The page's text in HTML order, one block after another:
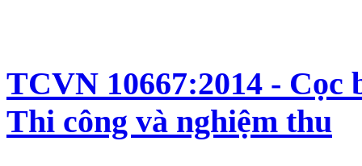
TCVN 10667:2014 - Cọc
Thi công và nghiệm thu